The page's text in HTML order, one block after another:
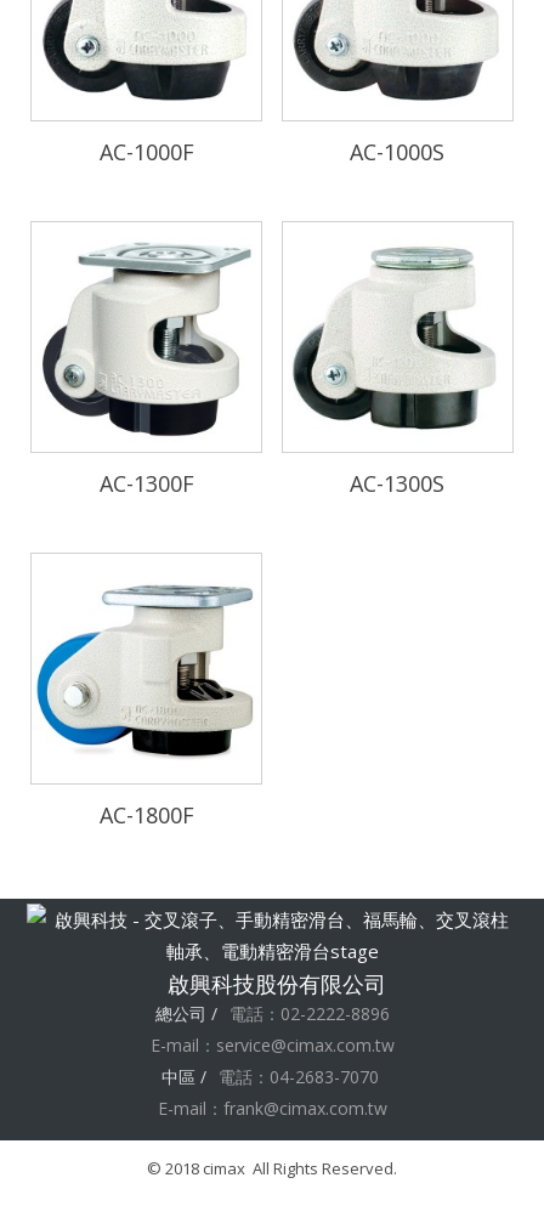
AC-1000F AC-1000S
AC-1300F AC-1300S
AC-1800F
啟興科技股份有限公司
總公司 /
電話：02-2222-8896
E-mail： service@cimax.com.tw
中區 /
電話：04-2683-7070
E-mail： frank@cimax.com.tw
© 2018 cimax All Rights Reserved.